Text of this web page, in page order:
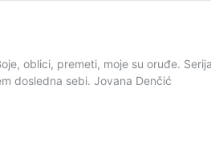
oblici, premeti, moje su oruđe.
dosledna sebi. Jovana Denčić